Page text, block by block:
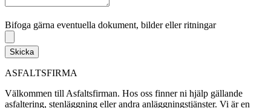
Bifoga gärna eventuella dokument, bilder eller ritningar
Skicka
ASFALTSFIRMA
Välkommen till Asfaltsfirman. Hos oss finner ni hjälp gällande
asfaltering, stenläggning eller andra anläggningstjänster. Vi är en